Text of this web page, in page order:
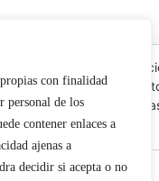
con finalidad
personal de los
contener enlaces a
ajenas a
decidir si acepta o no
para garantizar el
Puede aceptar
sus
todo